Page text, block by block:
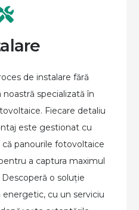
de instalare fără
specializată în
Fiecare detaliu
este gestionat cu
panourile fotovoltaice
a captura maximul
o soluție
cu un serviciu